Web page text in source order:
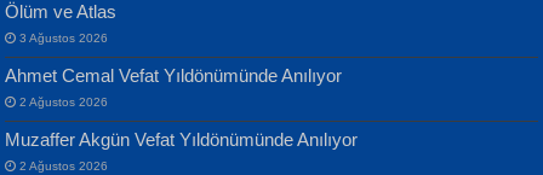
ATİLLA ÖZEN
Sultan Olmadan Önce Eyüp...
Banu Sancak
Defterimden İçeri...
Ölüm ve Atlas
3 Ağustos 2026
Ahmet Cemal Vefat Yıldönümünde Anılıyor
2 Ağustos 2026
Muzaffer Akgün Vefat Yıldönümünde Anılıyor
2 Ağustos 2026